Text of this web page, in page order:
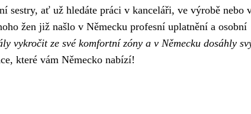
sestry, ať už hledáte práci v kanceláři, ve výrobě nebo
žen již našlo v Německu profesní uplatnění a osobní
vykročit ze své komfortní zóny a v Německu dosáhly
které vám Německo nabízí!